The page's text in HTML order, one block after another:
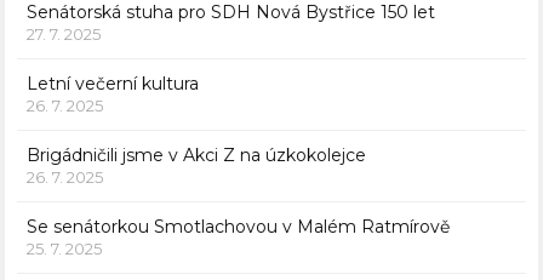
Senátorská stuha pro SDH Nová Bystřice 150 let
27. 7. 2025
Letní večerní kultura
26. 7. 2025
Brigádničili jsme v Akci Z na úzkokolejce
26. 7. 2025
Se senátorkou Smotlachovou v Malém Ratmírově
25. 7. 2025